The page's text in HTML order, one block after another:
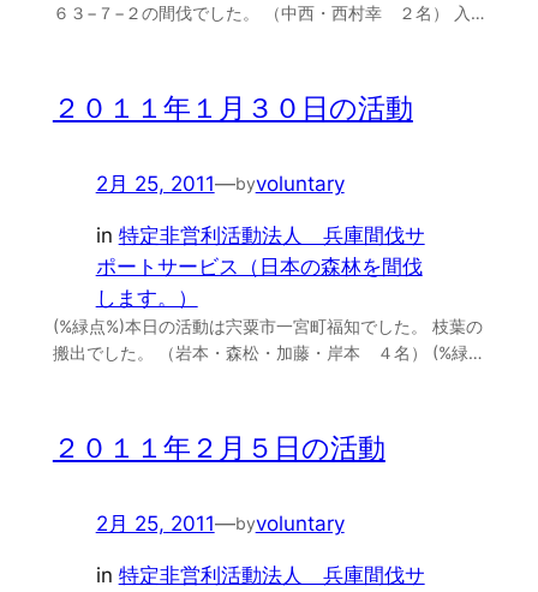
６３−７−２の間伐でした。 （中西・西村幸 ２名） 入…
２０１１年１月３０日の活動
2月 25, 2011—byvoluntary
in 特定非営利活動法人 兵庫間伐サ
ポートサービス（日本の森林を間伐
します。）
(%緑点%)本日の活動は宍粟市一宮町福知でした。 枝葉の
搬出でした。 （岩本・森松・加藤・岸本 ４名） (%緑…
２０１１年２月５日の活動
2月 25, 2011—byvoluntary
in 特定非営利活動法人 兵庫間伐サ